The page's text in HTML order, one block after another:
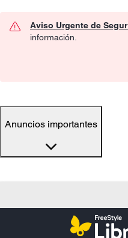
Aviso Urgente de
información.
Anuncios importantes